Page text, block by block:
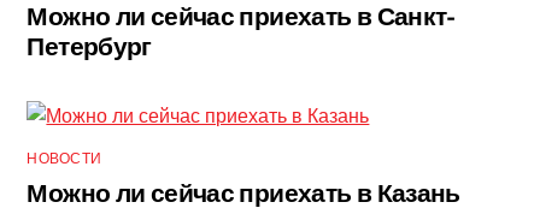
Можно ли сейчас приехать в Санкт-
Петербург
НОВОСТИ
Можно ли сейчас приехать в Казань